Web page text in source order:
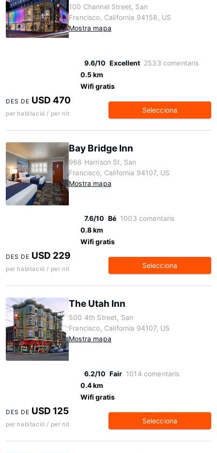
100 Channel Street, San
Francisco, California 94158, US
Mostra mapa
9.6/10 Excellent 2533 comentaris
0.5 km
Wifi gratis
DES DE USD 470
per habitació / per nit Selecciona
Bay Bridge Inn
966 Harrison St, San
Francisco, California 94107, US
Mostra mapa
7.6/10 Bé 1003 comentaris
0.8 km
Wifi gratis
DES DE USD 229
per habitació / per nit Selecciona
The Utah Inn
500 4th Street, San
Francisco, California 94107, US
Mostra mapa
6.2/10 Fair 1014 comentaris
0.4 km
Wifi gratis
DES DE USD 125
per habitació / per nit Selecciona